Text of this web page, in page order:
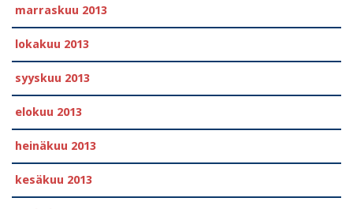
marraskuu 2013
lokakuu 2013
syyskuu 2013
elokuu 2013
heinäkuu 2013
kesäkuu 2013